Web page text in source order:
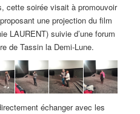
cette soirée visait à promouvoir
une projection du film
LAURENT) suivie d’une forum
de Tassin la Demi-Lune.
échanger avec les